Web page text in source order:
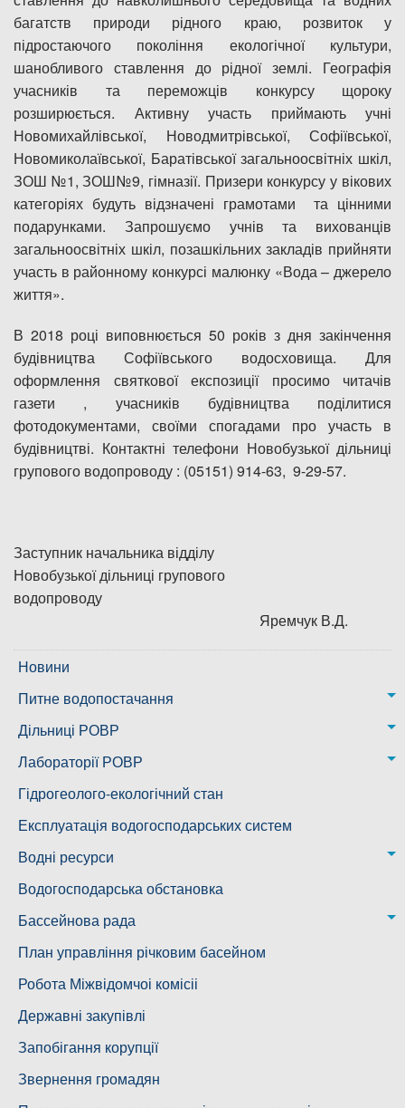
багатств природи рідного краю, розвиток у
підростаючого покоління екологічної культури,
шанобливого ставлення до рідної землі. Географія
учасників та переможців конкурсу щороку
розширюється. Активну участь приймають учні
Новомихайлівської, Новодмитрівської, Софіївської,
Новомиколаївської, Баратівської загальноосвітніх шкіл,
ЗОШ №1, ЗОШ№9, гімназії. Призери конкурсу у вікових
категоріях будуть відзначені грамотами та цінними
подарунками. Запрошуємо учнів та вихованців
загальноосвітніх шкіл, позашкільних закладів прийняти
участь в районному конкурсі малюнку «Вода – джерело
життя».
В 2018 році виповнюється 50 років з дня закінчення
будівництва Софіївського водосховища. Для
оформлення святкової експозиції просимо читачів
газети , учасників будівництва поділитися
фотодокументами, своїми спогадами про участь в
будівництві. Контактні телефони Новобузької дільниці
групового водопроводу : (05151) 914-63, 9-29-57.
Заступник начальника відділу
Новобузької дільниці групового
водопроводу
Яремчук В.Д.
Новини
Питне водопостачання
м. Миколаїв
Казанківська ТГ
Дільниці РОВР
Новоодеська дільниця – водогін № 1,2
Воскресенська дільниця – водогін № 3
Ковалівська дільниця
Новобузька дільниця
Снігурівська дільниця
Дільниця з обслуговування насосного обладнання та
водоочисних установок
Лабораторії РОВР
Лабораторія моніторингу вод
Лабораторія питного водопостачання
Гідрогеолого-екологічний стан
Експлуатація водогосподарських систем
Водні ресурси
Режими роботи водних об’єктів
Водогосподарська обстановка
Бассейнова рада
Басейнова рада Південного Бугу
Басейнова рада нижнього Дніпра
Басейнова рада річок Причорномор'я
План управління річковим басейном
Робота Міжвідомчоі комісіі
Державні закупівлі
Запобігання корупції
Звернення громадян